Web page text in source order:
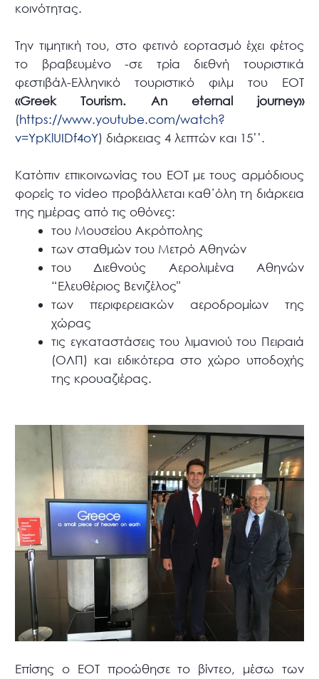
κοινότητας.
Την τιμητική του, στο φετινό εορτασμό έχει φέτος
το βραβευμένο -σε τρία διεθνή τουριστικά
φεστιβάλ-Ελληνικό τουριστικό φιλμ του ΕΟΤ
«Greek Tourism. An eternal journey»
(https://www.youtube.com/watch?
v=YpKlUIDf4oY) διάρκειας 4 λεπτών και 15’’.
Κατόπιν επικοινωνίας του ΕΟΤ με τους αρμόδιους
φορείς το video προβάλλεται καθ΄όλη τη διάρκεια
της ημέρας από τις οθόνες:
του Μουσείου Ακρόπολης
των σταθμών του Μετρό Αθηνών
του Διεθνούς Αερολιμένα Αθηνών
“Ελευθέριος Βενιζέλος"
των περιφερειακών αεροδρομίων της
χώρας
τις εγκαταστάσεις του λιμανιού του Πειραιά
(ΟΛΠ) και ειδικότερα στο χώρο υποδοχής
της κρουαζιέρας.
Επίσης ο ΕΟΤ προώθησε το βίντεο, μέσω των